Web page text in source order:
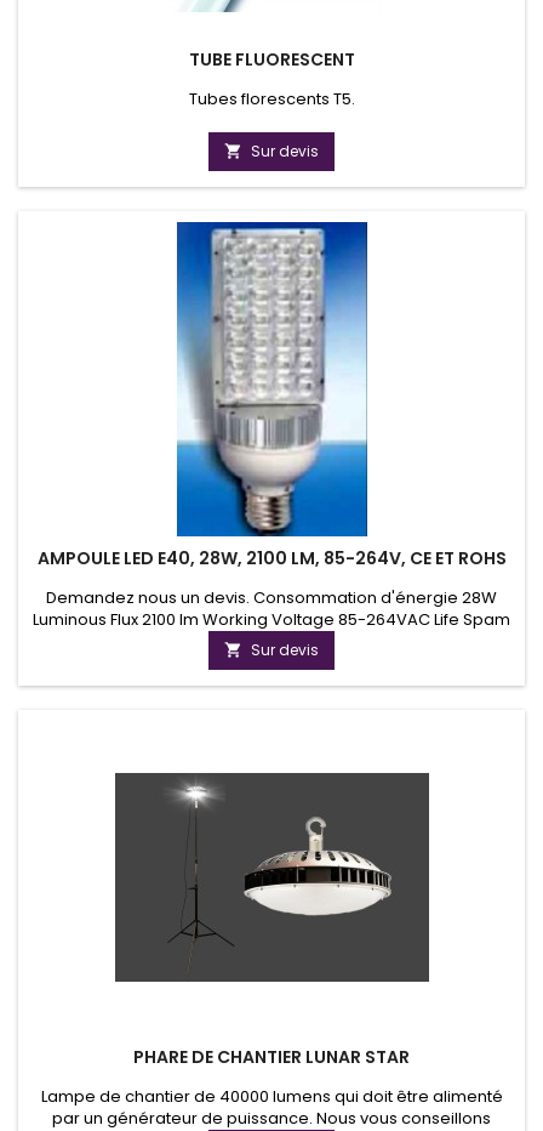
TUBE FLUORESCENT
Tubes florescents T5.
 Sur devis
AMPOULE LED E40, 28W, 2100 LM, 85-264V, CE ET ROHS
Demandez nous un devis. Consommation d'énergie 28W
Luminous Flux 2100 lm Working Voltage 85-264VAC Life Spam
&gt; 50.000 heures IP Rating IP65 Certificats CE, RoHS, UL
Pending Spécifications techniques. Tension d'entrée 85-
265VAC Gamme de fréquences 47 ~ 63 Hz Facteur de
 Sur devis
PHARE DE CHANTIER LUNAR STAR
Lampe de chantier de 40000 lumens qui doit être alimenté
par un générateur de puissance. Nous vous conseillons